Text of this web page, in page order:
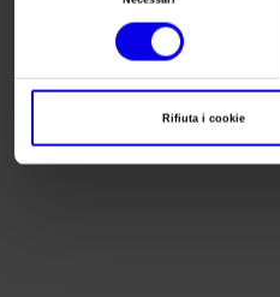
Rifiuta i cookie